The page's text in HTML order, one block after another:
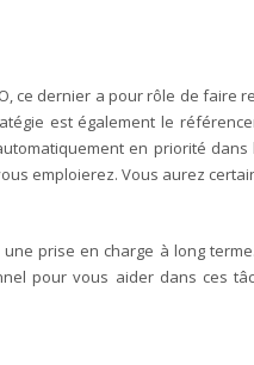
ce dernier a pour rôle de faire
est également le
en priorité
emploierez. Vous aurez
prise en charge à long
pour vous aider dans ces